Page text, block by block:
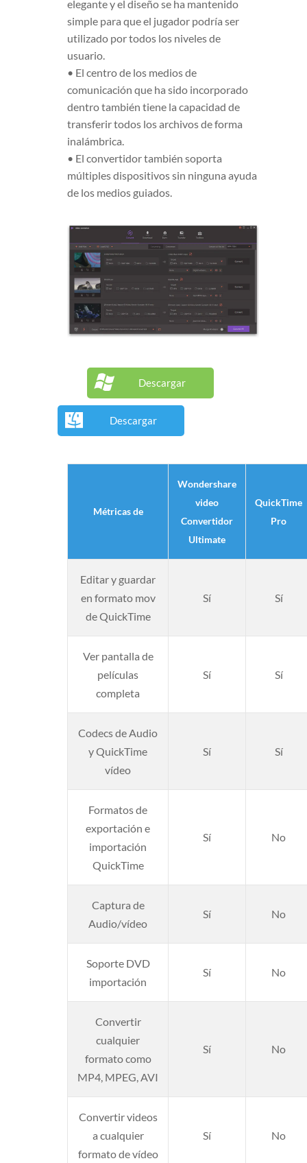
elegante y el diseño se ha mantenido
simple para que el jugador podría ser
utilizado por todos los niveles de
usuario.
• El centro de los medios de
comunicación que ha sido incorporado
dentro también tiene la capacidad de
transferir todos los archivos de forma
inalámbrica.
• El convertidor también soporta
múltiples dispositivos sin ninguna ayuda
de los medios guiados.
Descargar
Descargar
Métricas de
Wondershare
video
Convertidor
Ultimate
QuickTime
Pro
Editar y guardar
en formato mov
de QuickTime
Sí Sí
Ver pantalla de
películas
completa
Sí Sí
Codecs de Audio
y QuickTime
vídeo
Sí Sí
Formatos de
exportación e
importación
QuickTime
Sí No
Captura de
Audio/vídeo
Sí No
Soporte DVD
importación
Sí No
Convertir
cualquier
formato como
MP4, MPEG, AVI
Sí No
Convertir videos
a cualquier
formato de vídeo
Sí No